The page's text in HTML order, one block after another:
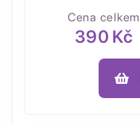
Cena celkem
390 Kč